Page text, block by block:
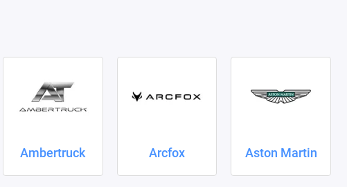
Ambertruck Arcfox Aston Martin